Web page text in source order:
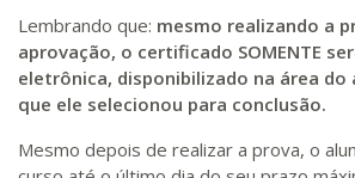
Lembrando que: mesmo realizando a
aprovação, o certificado SOMENTE
eletrônica, disponibilizado na área do
que ele selecionou para conclusão.
Mesmo depois de realizar a prova, o